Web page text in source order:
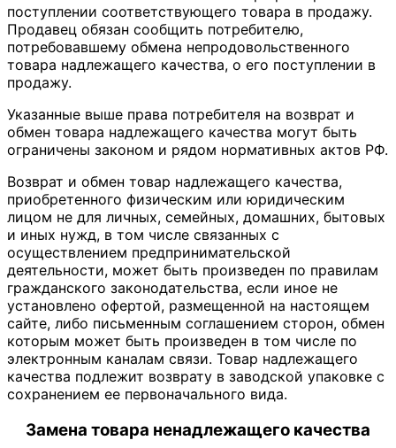
поступлении соответствующего товара в продажу.
Продавец обязан сообщить потребителю,
потребовавшему обмена непродовольственного
товара надлежащего качества, о его поступлении в
продажу.
Указанные выше права потребителя на возврат и
обмен товара надлежащего качества могут быть
ограничены законом и рядом нормативных актов РФ.
Возврат и обмен товар надлежащего качества,
приобретенного физическим или юридическим
лицом не для личных, семейных, домашних, бытовых
и иных нужд, в том числе связанных с
осуществлением предпринимательской
деятельности, может быть произведен по правилам
гражданского законодательства, если иное не
установлено офертой, размещенной на настоящем
сайте, либо письменным соглашением сторон, обмен
которым может быть произведен в том числе по
электронным каналам связи. Товар надлежащего
качества подлежит возврату в заводской упаковке с
сохранением ее первоначального вида.
Замена товара ненадлежащего качества